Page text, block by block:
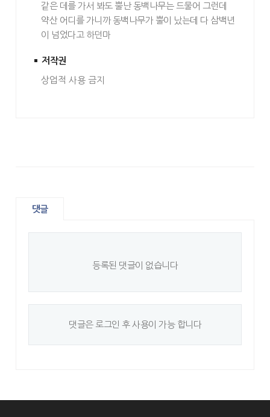
같은 데를 가서 봐도 뿔난 동백나무는 드물어 그런데
약산 어디를 가니까 동백나무가 뿔이 났는데 다 삼백년
이 넘었다고 하던마
저작권
상업적 사용 금지
댓글
등록된 댓글이 없습니다
댓글은 로그인 후 사용이 가능 합니다